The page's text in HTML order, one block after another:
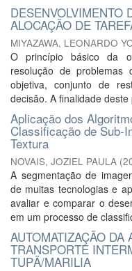
DESENVOLVIMENTO
ALOCAÇÃO DE
MIYAZAWA, LEONARDO
O princípio básico da
resolução de problemas
objetiva, conjunto de
decisão. A finalidade
Aplicação dos
Classificação de Sub-
Textura
NOVAIS, JOZIEL PAULA (
A segmentação de
de muitas tecnologias e
avaliar e comparar o
em um processo de
AUTOMATIZAÇÃO DA
TRANSPORTE
TUPÃ/MARILIA